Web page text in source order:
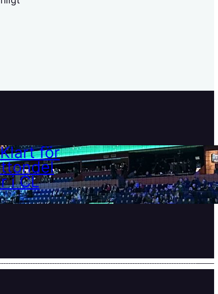
Klart för åttondelar i CL
21 februari, 2025